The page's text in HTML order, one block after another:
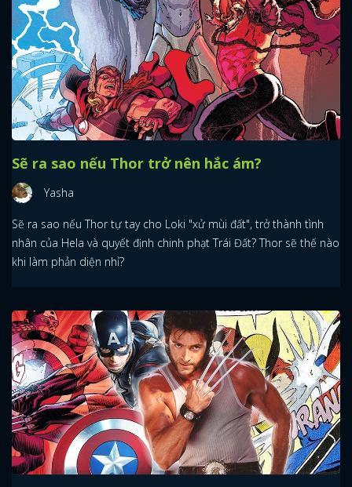
Sẽ ra sao nếu Thor trở nên hắc ám?
Yasha
Sẽ ra sao nếu Thor tự tay cho Loki "xử mùi đất", trở thành tình
nhân của Hela và quyết định chinh phạt Trái Đất? Thor sẽ thế nào
khi làm phản diện nhỉ?